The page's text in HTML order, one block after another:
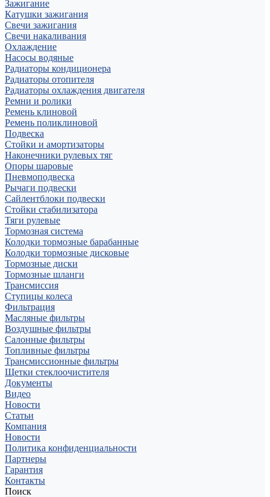
Зажигание
Катушки зажигания
Свечи зажигания
Свечи накаливания
Охлаждение
Насосы водяные
Радиаторы кондиционера
Радиаторы отопителя
Радиаторы охлаждения двигателя
Ремни и ролики
Ремень клиновой
Ремень поликлиновой
Подвеска
Стойки и амортизаторы
Наконечники рулевых тяг
Опоры шаровые
Пневмоподвеска
Рычаги подвески
Сайлентблоки подвески
Стойки стабилизатора
Тяги рулевые
Тормозная система
Колодки тормозные барабанные
Колодки тормозные дисковые
Тормозные диски
Тормозные шланги
Трансмиссия
Ступицы колеса
Фильтрация
Масляные фильтры
Воздушные фильтры
Салонные фильтры
Топливные фильтры
Трансмиссионные фильтры
Щетки стеклоочистителя
Документы
Видео
Новости
Статьи
Компания
Новости
Политика конфиденциальности
Партнеры
Гарантия
Контакты
Поиск